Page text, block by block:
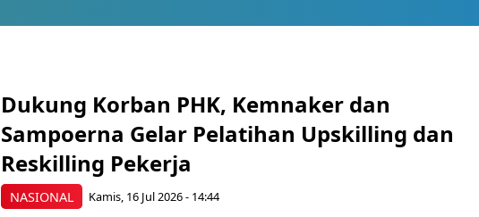
NASIONAL
Dukung Korban PHK, Kemnaker dan
Sampoerna Gelar Pelatihan Upskilling dan
Reskilling Pekerja
Kamis, 16 Jul 2026 - 14:44